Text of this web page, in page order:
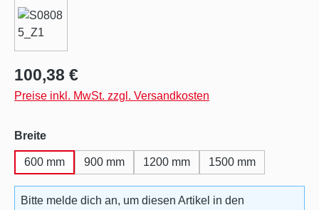
Regulärer Preis:
100,38 €
Preise inkl. MwSt. zzgl. Versandkosten
Breiteauswählen
600 mm 900 mm 1200 mm 1500 mm
Bitte melde dich an, um diesen Artikel in den